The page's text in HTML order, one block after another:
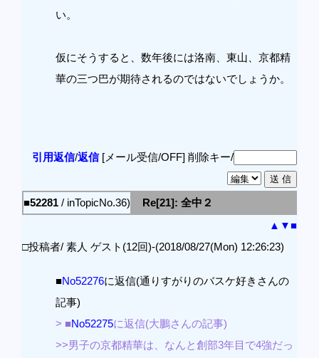
い。
仮にそうすると、数年後には洛南、東山、京都精
華の三つ巴が期待されるのではないでしょうか。
引用返信/返信[メール受信/OFF] 削除キー/
■52281 / inTopicNo.36)
Re[21]: 全中２
▲ ▼■
□投稿者/ 素人 ゲスト(12回)-(2018/08/27(Mon) 12:26:23)
■No52276に返信(通りすがりのバスケ好きさんの
記事)
> ■No52275に返信(大鵬さんの記事)
>>男子の京都精華は、なんと創部3年目で4強だっ